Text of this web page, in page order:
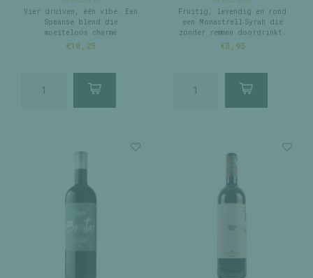
Vier druiven, één vibe. Een
Spaanse blend die
moeiteloos charme
uitstraalt.
€10,25
Fruitig, levendig en rond
een Monastrell‑Syrah die
zonder remmen doordrinkt.
€8,95